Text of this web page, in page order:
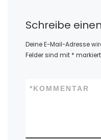
Schreibe
Deine E-Mail-Adresse
Felder sind mit * markiert
KOMMENTAR
*